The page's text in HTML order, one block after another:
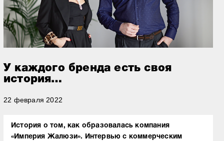
У каждого бренда есть своя
история…
22 февраля 2022
История о том, как образовалась компания
«Империя Жалюзи». Интервью с коммерческим